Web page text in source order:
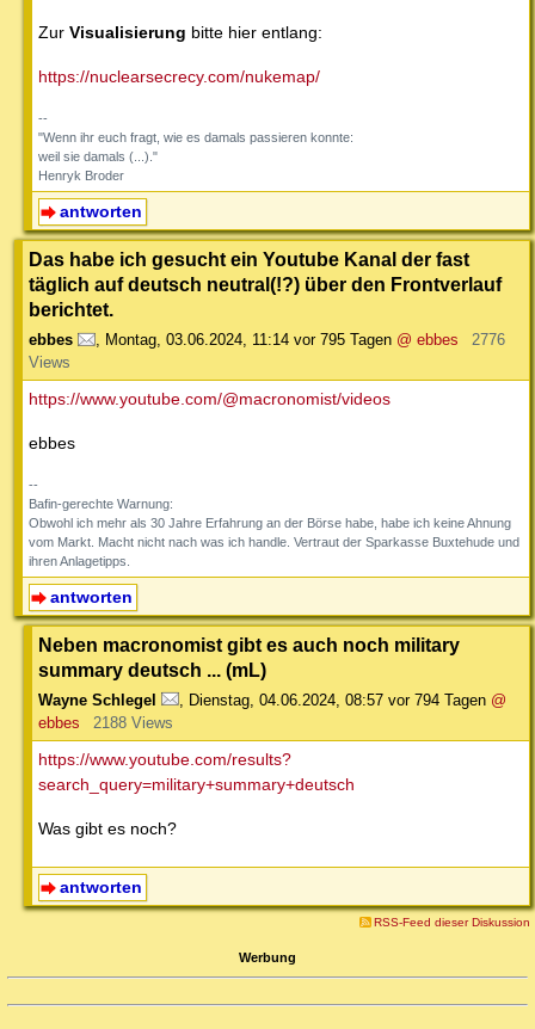
Zur Visualisierung bitte hier entlang:
https://nuclearsecrecy.com/nukemap/
--
"Wenn ihr euch fragt, wie es damals passieren konnte:
weil sie damals (...)."
Henryk Broder
antworten
Das habe ich gesucht ein Youtube Kanal der fast
täglich auf deutsch neutral(!?) über den Frontverlauf
berichtet.
ebbes , Montag, 03.06.2024, 11:14 vor 795 Tagen @ ebbes
2776
Views
https://www.youtube.com/@macronomist/videos
ebbes
--
Bafin-gerechte Warnung:
Obwohl ich mehr als 30 Jahre Erfahrung an der Börse habe, habe ich keine Ahnung
vom Markt. Macht nicht nach was ich handle. Vertraut der Sparkasse Buxtehude und
ihren Anlagetipps.
antworten
Neben macronomist gibt es auch noch military
summary deutsch ... (mL)
Wayne Schlegel Dienstag, 04.06.2024, 08:57 vor 794 Tagen @
ebbes
2188 Views
https://www.youtube.com/results?
search_query=military+summary+deutsch
Was gibt es noch?
antworten
RSS-Feed dieser Diskussion
Werbung